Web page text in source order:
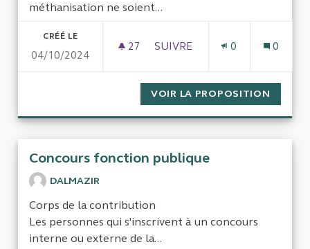
méthanisation ne soient...
CRÉÉ LE
04/10/2024
27 27 ABONNÉS
SUIVRE
0 0
VOIR LA PROPOSITION
Concours fonction publique
DALMAZIR
Corps de la contribution
Les personnes qui s'inscrivent à un concours
interne ou externe de la...